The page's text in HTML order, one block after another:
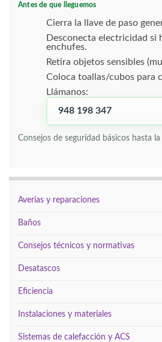
Antes de que lleguemos
Cierra la llave de paso
Desconecta electricidad si
enchufes.
Retira objetos sensibles
Coloca toallas/cubos para
Llámanos:
948 198 347
Consejos de seguridad básicos hasta
Averías y reparaciones
Baños
Consejos técnicos y normativas
Desatascos
Eficiencia
Instalaciones y materiales
Sistemas de calefacción y ACS